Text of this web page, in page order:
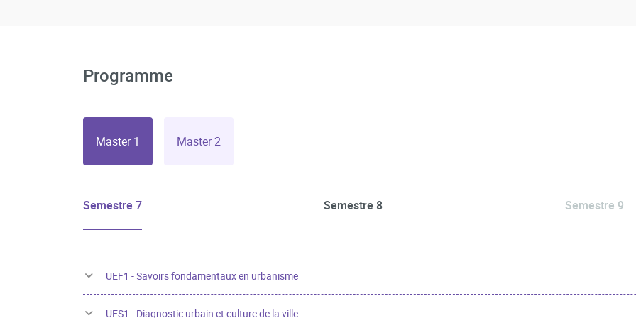
Programme
Master 1 Master 2
Semestre 7 Semestre 8 Semestre 9
UEF1 - Savoirs fondamentaux en urbanisme
UES1 - Diagnostic urbain et culture de la ville